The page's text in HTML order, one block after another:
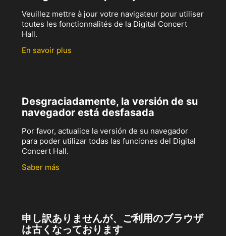
Veuillez mettre à jour votre navigateur pour utiliser
toutes les fonctionnalités de la Digital Concert
Hall.
En savoir plus
Desgraciadamente, la versión de su
navegador está desfasada
Por favor, actualice la versión de su navegador
para poder utilizar todas las funciones del Digital
Concert Hall.
Saber más
申し訳ありませんが、ご利用のブラウザ
は古くなっております